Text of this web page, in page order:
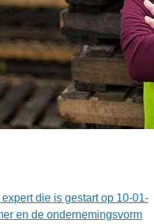
die is gestart op 10-01-
en de ondernemingsvorm